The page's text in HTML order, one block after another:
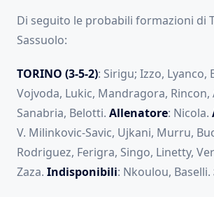
Di seguito le probabili formazioni di
Sassuolo:
TORINO (3-5-2): Sirigu; Izzo, Lyanco,
Vojvoda, Lukic, Mandragora, Rincon,
Sanabria, Belotti. Allenatore: Nicola.
V. Milinkovic-Savic, Ujkani, Murru,
Rodriguez, Ferigra, Singo, Linetty,
Zaza. Indisponibili: Nkoulou, Baselli.